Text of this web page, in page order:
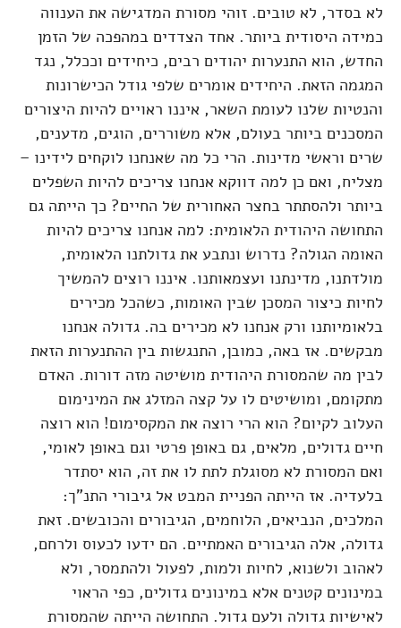
לא בסדר, לא טובים. זוהי מסורת המדגישה את הענווה
כמידה היסודית ביותר. אחד הצדדים במהפכה של הזמן
החדש, הוא התנערות יהודים רבים, כיחידים וככלל, נגד
המגמה הזאת. היחידים אומרים שלפי גודל הכישרונות
והנטיות שלנו לעומת השאר, איננו ראויים להיות היצורים
המסכנים ביותר בעולם, אלא משוררים, הוגים, מדענים,
שרים וראשי מדינות. הרי כל מה שאנחנו לוקחים לידינו –
מצליח, ואם כן למה דווקא אנחנו צריכים להיות השפלים
ביותר ולהסתתר בחצר האחורית של החיים? כך הייתה גם
התחושה היהודית הלאומית: למה אנחנו צריכים להיות
האומה הגולה? נדרוש ונתבע את גדולתנו הלאומית,
מולדתנו, מדינתנו ועצמאותנו. איננו רוצים להמשיך
לחיות כיצור המסכן שבין האומות, כשהכל מכירים
בלאומיותנו ורק אנחנו לא מכירים בה. גדולה אנחנו
מבקשים. אז באה, כמובן, התנגשות בין ההתנערות הזאת
לבין מה שהמסורת היהודית מושיטה מזה דורות. האדם
מתקומם, ומושיטים לו על קצה המזלג את המינימום
העלוב לקיום? הוא הרי רוצה את המקסימום! הוא רוצה
חיים גדולים, מלאים, גם באופן פרטי וגם באופן לאומי,
ואם המסורת לא מסוגלת לתת לו את זה, הוא יסתדר
בלעדיה. אז הייתה הפניית המבט אל גיבורי התנ"ך:
המלכים, הנביאים, הלוחמים, הגיבורים והכובשים. זאת
גדולה, אלה הגיבורים האמתיים. הם ידעו לכעוס ולרחם,
לאהוב ולשנוא, לחיות ולמות, לפעול ולהתמסר, ולא
במינונים קטנים אלא במינונים גדולים, כפי הראוי
לאישיות גדולה ולעם גדול. התחושה הייתה שהמסורת